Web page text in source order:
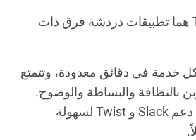
كلا من Slack و Twist هما تطبيقات دردشة فرق ذات
خدمة في دقائق معدودة، وتتمتع
بالنظافة والبساطة والوضوح.
ومع ذلك، فإن طريقة دعم Slack و Twist لسهولة